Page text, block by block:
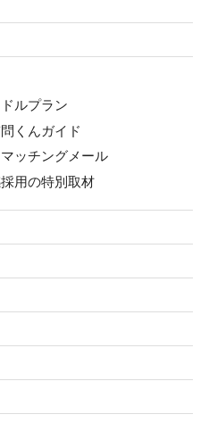
ドルプラン
問くんガイド
マッチングメール
採用の特別取材